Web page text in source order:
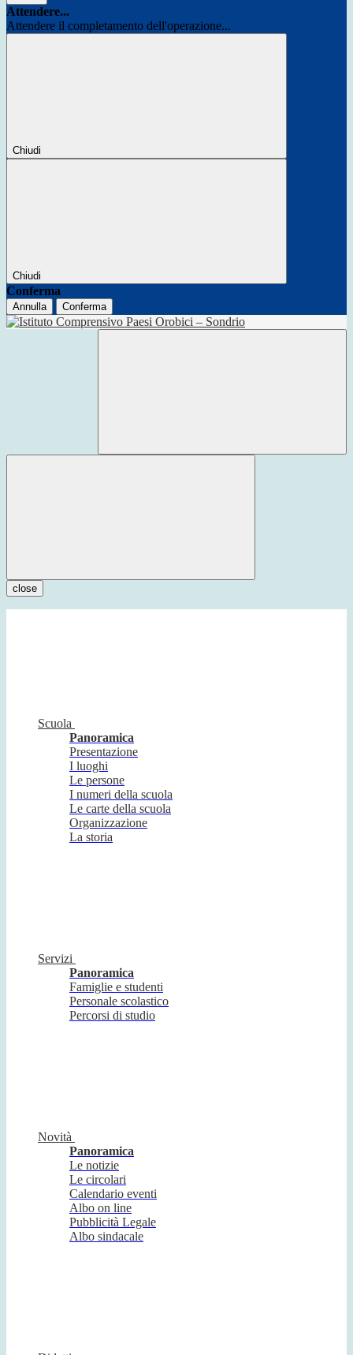
Attendere...
Attendere il completamento dell'operazione...
Chiudi
Chiudi
Conferma
Annulla Conferma
close
Scuola
Panoramica
Presentazione
I luoghi
Le persone
I numeri della scuola
Le carte della scuola
Organizzazione
La storia
Servizi
Panoramica
Famiglie e studenti
Personale scolastico
Percorsi di studio
Novità
Panoramica
Le notizie
Le circolari
Calendario eventi
Albo on line
Pubblicità Legale
Albo sindacale